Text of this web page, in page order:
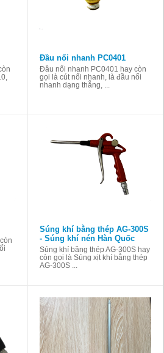
Đầu nối nhanh PC0401
Đầu nối nhanh PC0401 hay còn
gọi là cút nối nhanh, là đầu nối
nhanh dạng thẳng, ...
Súng khí bằng thép AG-300S
- Súng khí nén Hàn Quốc
Súng khí bằng thép AG-300S hay
còn gọi là Súng xịt khí bằng thép
AG-300S ...